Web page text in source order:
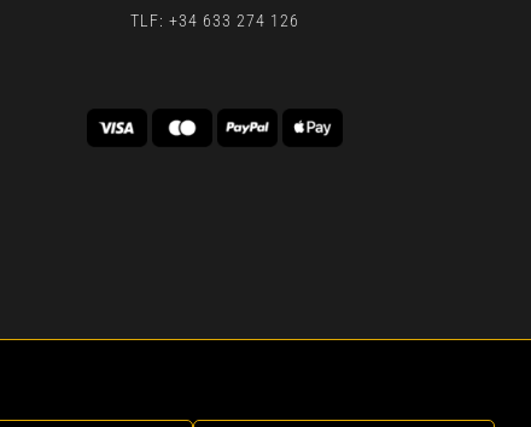
TLF: +34 633 274 126
| BYGEN DIGITAL